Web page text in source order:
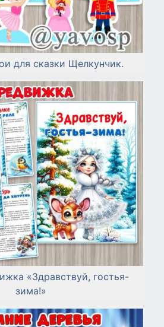
для сказки Щелкунчик.
«Здравствуй, гостья-
зима!»